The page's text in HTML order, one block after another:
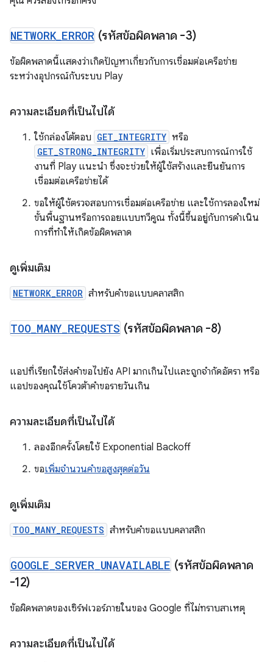
NETWORK_ ERROR (รหัสข้อผิดพลาด -3)
ข้อผิดพลาดนี้แสดงว่าเกิดปัญหาเกี่ยวกับการเชื่อมต่อเครือข่าย
ระหว่างอุปกรณ์กับระบบ Play
ความละเอียดที่เป็นไปได้
ใช้กล่องโต้ตอบ GET_INTEGRITY หรือ
GET_STRONG_INTEGRITY เพื่อเริ่มประสบการณ์การใช้
งานที่ Play แนะนำ ซึ่งจะช่วยให้ผู้ใช้สร้างและยืนยันการ
เชื่อมต่อเครือข่ายได้
ขอให้ผู้ใช้ตรวจสอบการเชื่อมต่อเครือข่าย และใช้การลองใหม่
ขั้นพื้นฐานหรือการถอยแบบทวีคูณ ทั้งนี้ขึ้นอยู่กับการดำเนิน
การที่ทำให้เกิดข้อผิดพลาด
ดูเพิ่มเติม
NETWORK_ERROR สำหรับคำขอแบบคลาสสิก
TOO MANY REQUESTS (รหัสข้อผิดพลาด -8)
แอปที่เรียกใช้ส่งคำขอไปยัง API มากเกินไปและถูกจำกัดอัตรา หรือ
แอปของคุณใช้โควต้าคำขอรายวันเกิน
ความละเอียดที่เป็นไปได้
ลองอีกครั้งโดยใช้ Exponential Backoff
ขอเพิ่มจำนวนคำขอสูงสุดต่อวัน
ดูเพิ่มเติม
TOO_MANY_REQUESTS สำหรับคำขอแบบคลาสสิก
GOOGLE _SERVER_ UNAVAILABLE (รหัสข้อผิดพลาด
-12)
ข้อผิดพลาดของเซิร์ฟเวอร์ภายในของ Google ที่ไม่ทราบสาเหตุ
ความละเอียดที่เป็นไปได้